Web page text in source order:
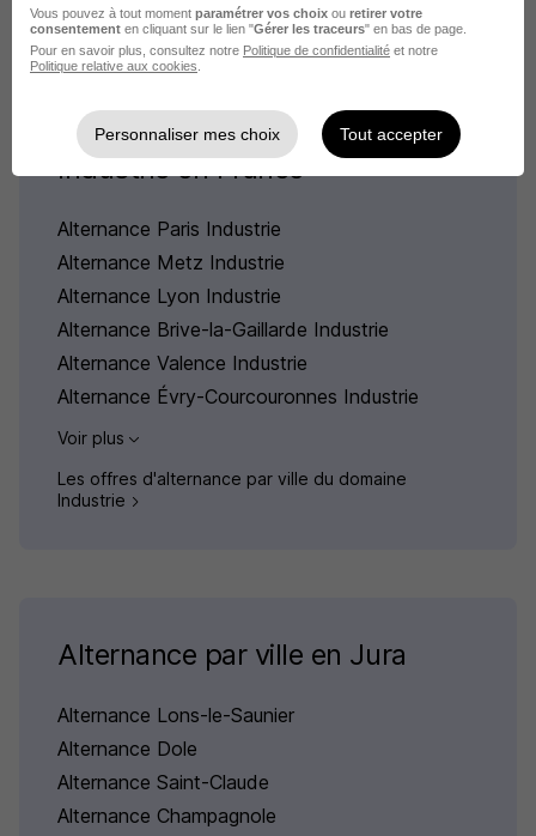
Alternance dans le domaine
Industrie en France
Alternance Paris Industrie
Alternance Metz Industrie
Alternance Lyon Industrie
Alternance Brive-la-Gaillarde Industrie
Alternance Valence Industrie
Alternance Évry-Courcouronnes Industrie
Voir plus
Les offres d'alternance par ville du domaine
Industrie
Alternance par ville en Jura
Alternance Lons-le-Saunier
Alternance Dole
Alternance Saint-Claude
Alternance Champagnole
Vous pouvez à tout moment paramétrer vos choix ou retirer votre
consentement en cliquant sur le lien "Gérer les traceurs" en bas de page.
Pour en savoir plus, consultez notre Politique de confidentialité et notre
Politique relative aux cookies
Personnaliser mes choix Tout accepter